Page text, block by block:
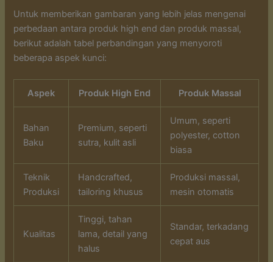
Untuk memberikan gambaran yang lebih jelas mengenai
perbedaan antara produk high end dan produk massal,
berikut adalah tabel perbandingan yang menyoroti
beberapa aspek kunci:
Aspek Produk High End Produk Massal
Bahan
Baku
Premium, seperti
sutra, kulit asli
Umum, seperti
polyester, cotton
biasa
Teknik
Produksi
Handcrafted,
tailoring khusus
Produksi massal,
mesin otomatis
Kualitas
Tinggi, tahan
lama, detail yang
halus
Standar, terkadang
cepat aus